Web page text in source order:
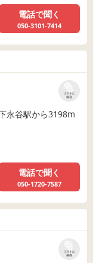
電話で聞く
050-3101-7414
リストに
保存
永谷駅から3198m
電話で聞く
050-1720-7587
リストに
保存